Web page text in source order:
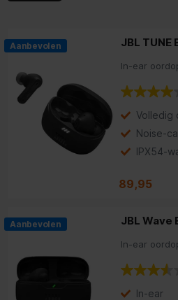
Naar aanleiding van berichtgeving in
aanbod gecontroleerd. Voor zover
koptelefoons in ons assortiment bij
schadelijk voor de gezondheid. Klik
over
schadelijke stoffen bij
Aanbevolen JBL TUNE
In-ear
Volledig
Noise-
IPX54-
89,95
Aanbevolen JBL Wave
In-ear
In-ear